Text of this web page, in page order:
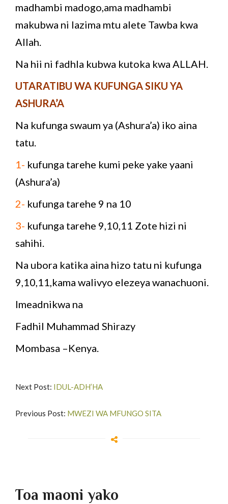
madhambi madogo,ama madhambi
makubwa ni lazima mtu alete Tawba kwa
Allah.
Na hii ni fadhla kubwa kutoka kwa ALLAH.
UTARATIBU WA KUFUNGA SIKU YA
ASHURA’A
Na kufunga swaum ya (Ashura’a) iko aina
tatu.
1- kufunga tarehe kumi peke yake yaani
(Ashura’a)
2- kufunga tarehe 9 na 10
3- kufunga tarehe 9,10,11 Zote hizi ni
sahihi.
Na ubora katika aina hizo tatu ni kufunga
9,10,11,kama walivyo elezeya wanachuoni.
Imeadnikwa na
Fadhil Muhammad Shirazy
Mombasa –Kenya.
Next Post: IDUL-ADH’HA
Previous Post: MWEZI WA MFUNGO SITA
Toa maoni yako